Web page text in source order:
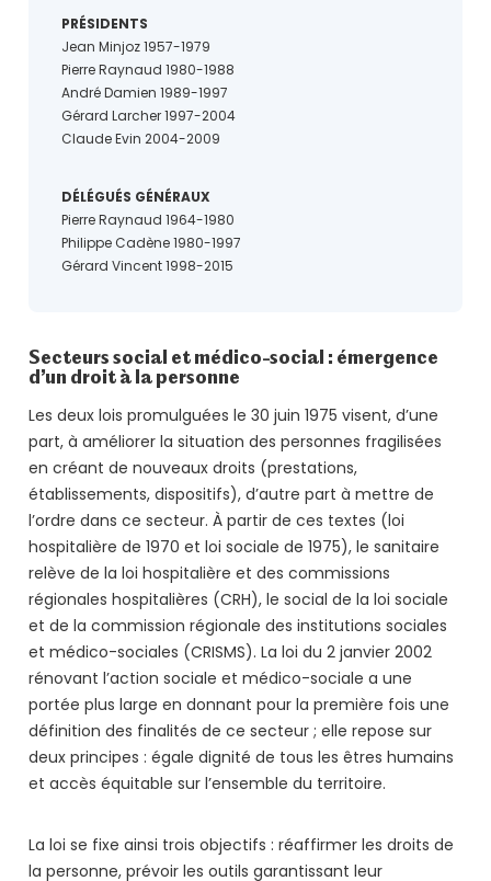
PRÉSIDENTS
Jean Minjoz 1957-1979
Pierre Raynaud 1980-1988
André Damien 1989-1997
Gérard Larcher 1997-2004
Claude Evin 2004-2009
DÉLÉGUÉS GÉNÉRAUX
Pierre Raynaud 1964-1980
Philippe Cadène 1980-1997
Gérard Vincent 1998-2015
Secteurs social et médico-social : émergence
d’un droit à la personne
Les deux lois promulguées le 30 juin 1975 visent, d’une
part, à améliorer la situation des personnes fragilisées
en créant de nouveaux droits (prestations,
établissements, dispositifs), d’autre part à mettre de
l’ordre dans ce secteur. À partir de ces textes (loi
hospitalière de 1970 et loi sociale de 1975), le sanitaire
relève de la loi hospitalière et des commissions
régionales hospitalières (CRH), le social de la loi sociale
et de la commission régionale des institutions sociales
et médico-sociales (CRISMS). La loi du 2 janvier 2002
rénovant l’action sociale et médico-sociale a une
portée plus large en donnant pour la première fois une
définition des finalités de ce secteur ; elle repose sur
deux principes : égale dignité de tous les êtres humains
et accès équitable sur l’ensemble du territoire.
La loi se fixe ainsi trois objectifs : réaffirmer les droits de
la personne, prévoir les outils garantissant leur